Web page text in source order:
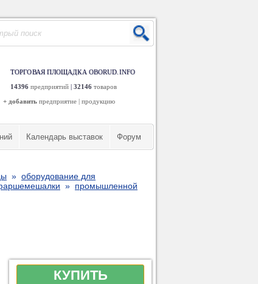
ТОРГОВАЯ ПЛОЩАДКА OBORUD.INFO
14396 предприятий | 32146 товаров
+ добавить предприятие | продукцию
Календарь выставок Форум
» оборудование для
» промышленной
КУПИТЬ